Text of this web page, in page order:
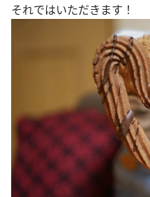
それではいただきます！